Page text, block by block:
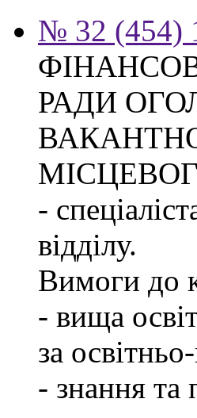
№ 32 (454)
РАДИ
-
відділу.
Вимоги до
- вища
за
- знання та